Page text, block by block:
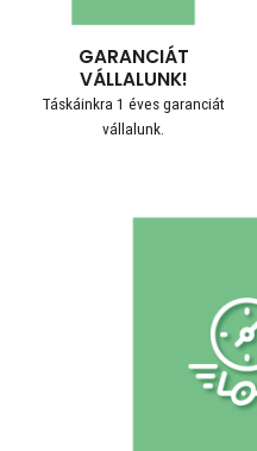
GARANCIÁT
VÁLLALUNK!
Táskáinkra 1 éves garanciát
vállalunk.